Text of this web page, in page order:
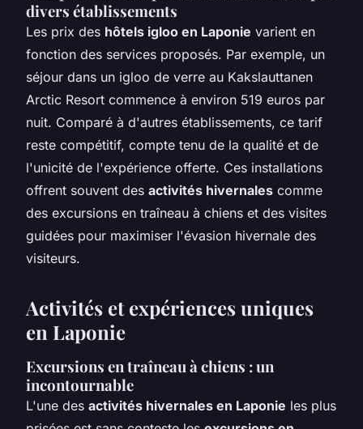
divers établissements
Les prix des hôtels igloo en Laponie varient en
fonction des services proposés. Par exemple, un
séjour dans un igloo de verre au Kakslauttanen
Arctic Resort commence à environ 519 euros par
nuit. Comparé à d'autres établissements, ce tarif
reste compétitif, compte tenu de la qualité et de
l'unicité de l'expérience offerte. Ces installations
offrent souvent des activités hivernales comme
des excursions en traîneau à chiens et des visites
guidées pour maximiser l'évasion hivernale des
visiteurs.
Activités et expériences uniques
en Laponie
Excursions en traîneau à chiens : un
incontournable
L'une des activités hivernales en Laponie les plus